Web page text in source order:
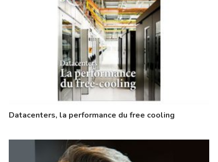
Datacenters, la performance du free cooling